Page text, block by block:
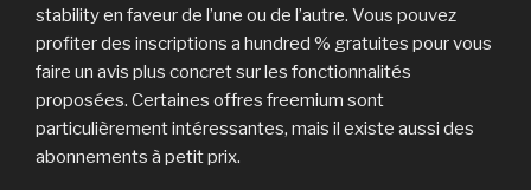
stability en faveur de l’une ou de l’autre. Vous pouvez
profiter des inscriptions a hundred % gratuites pour vous
faire un avis plus concret sur les fonctionnalités
proposées. Certaines offres freemium sont
particulièrement intéressantes, mais il existe aussi des
abonnements à petit prix.